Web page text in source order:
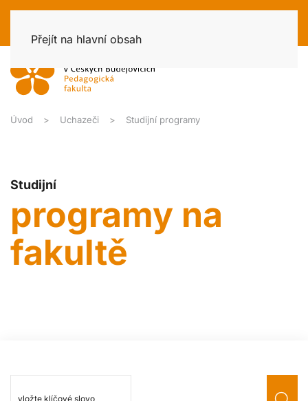
Přejít na hlavní obsah
Úvod Uchazeči Studijní programy
Studijní
programy na
fakultě